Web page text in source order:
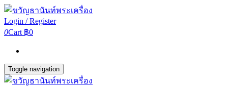
Login / Register
0Cart ฿0
Toggle navigation